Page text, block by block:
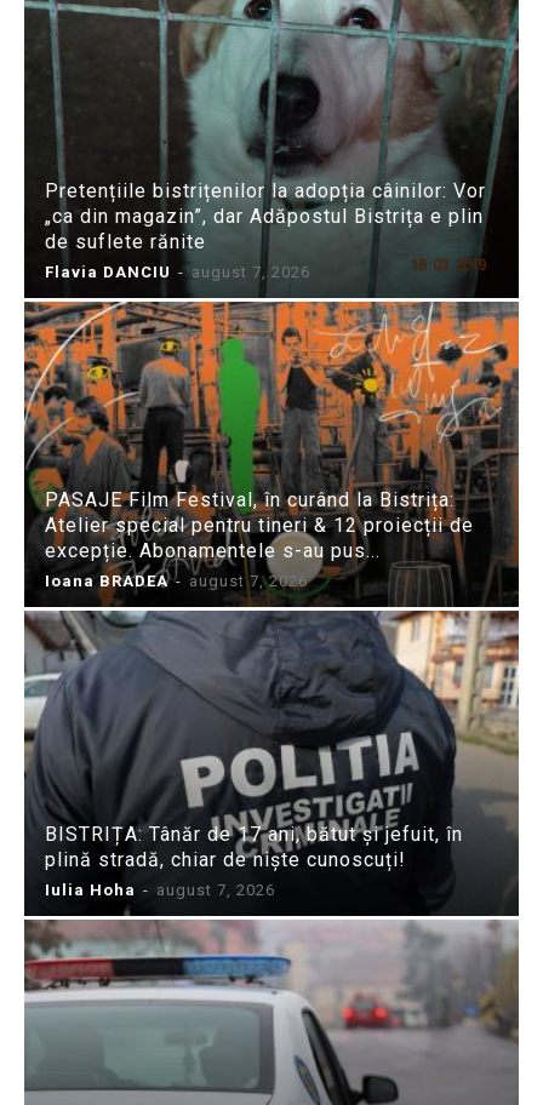
Pretențiile bistrițenilor la adopția câinilor: Vor
„ca din magazin”, dar Adăpostul Bistrița e plin
de suflete rănite
Flavia DANCIU - august 7, 2026
PASAJE Film Festival, în curând la Bistrița:
Atelier special pentru tineri & 12 proiecții de
excepție. Abonamentele s-au pus...
Ioana BRADEA - august 7, 2026
BISTRIȚA: Tânăr de 17 ani, bătut și jefuit, în
plină stradă, chiar de niște cunoscuți!
Iulia Hoha - august 7, 2026